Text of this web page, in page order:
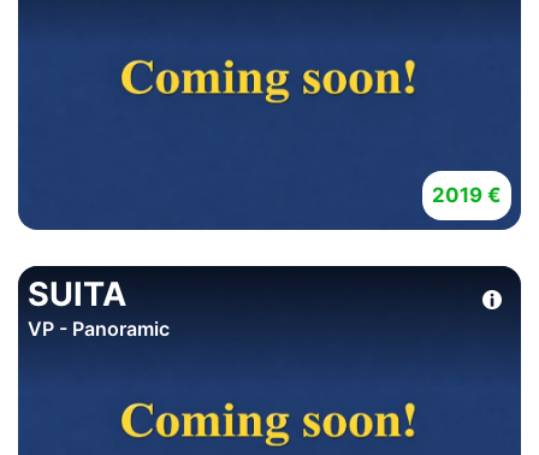
2019 €
SUITA
VP - Panoramic